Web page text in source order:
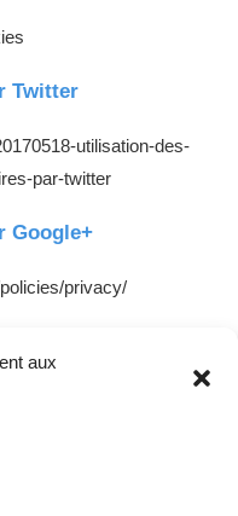
aux
Twitter
utilisation-des-
par-twitter
Google+
privacy/
la qualité et l’intégrité de
de protéger vos